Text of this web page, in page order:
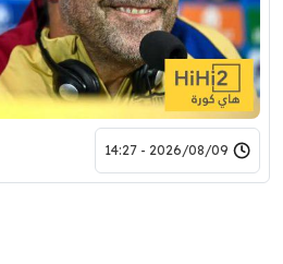
2026/08/09 - 14:27